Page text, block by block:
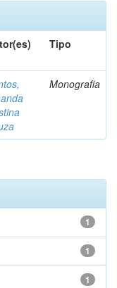
Tipo
Monografia
1
1
1